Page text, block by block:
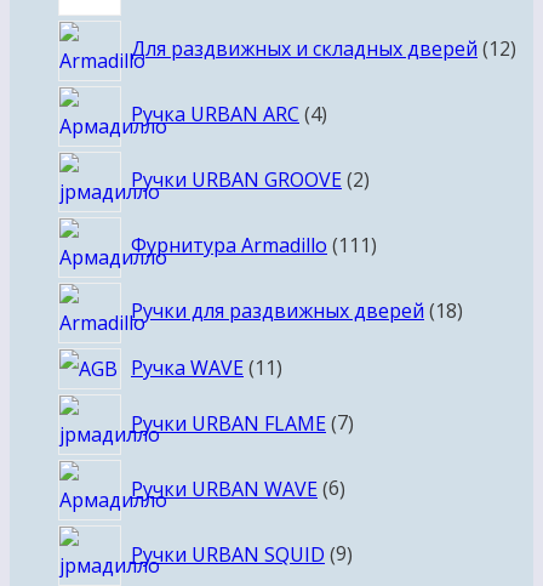
Для раздвижных и складных дверей 1212
Ручка URBAN ARC 44
Ручки URBAN GROOVE 22
Фурнитура Armadillo 111111
Ручки для раздвижных дверей 1818
Ручка WAVE 1111
Ручки URBAN FLAME 77
Ручки URBAN WAVE 66
Ручки URBAN SQUID 99